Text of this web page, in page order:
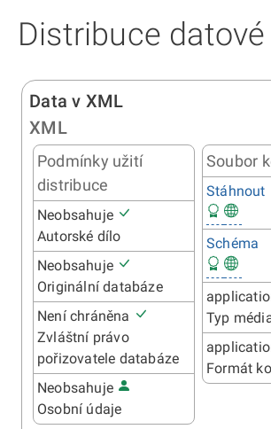
Distribuce
Data v XML
XML
Podmínky užití
distribuce
Neobsahuje
Autorské dílo
Neobsahuje
Originální databáze
Není chráněna
Zvláštní právo
pořizovatele databáze
Neobsahuje
Osobní údaje
Soubor
Stáhnout
Schéma
Typ
Formát